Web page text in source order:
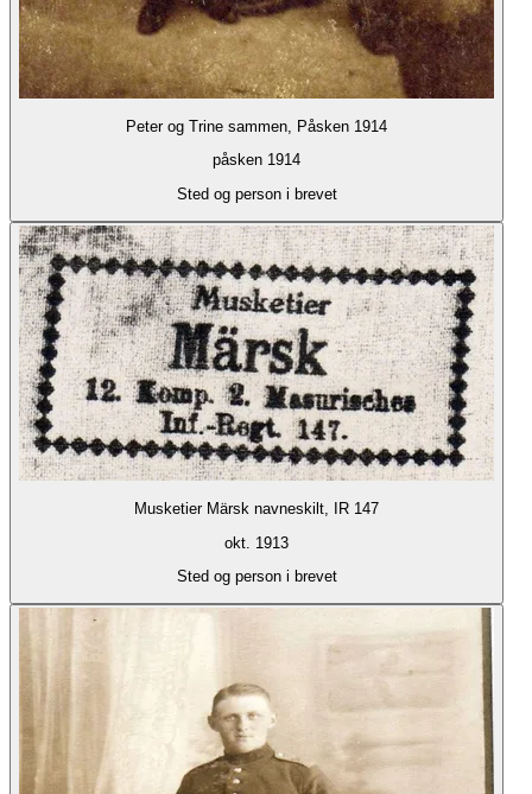
Peter og Trine sammen, Påsken 1914
påsken 1914
Sted og person i brevet
Musketier Märsk navneskilt, IR 147
okt. 1913
Sted og person i brevet